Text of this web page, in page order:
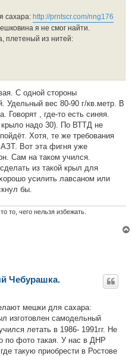
сахара: http://prntscr.com/nng176
я не смог найти.
плетеный из нитей:
С одной стороны
Удельный вес 80-90 г/кв.метр. В
Говорят , где-то есть синяя.
крыло надо 30). По ВТТД не
Хотя, те же требования
АЗТ. Вот эта фигня уже
Сам на таком учился.
из такой крыл для
усилить лавсаном или
бы.
то, чего нельзя избежать.
Чебурашка.
мешки для сахара:
изготовлен самодельный
летать в 1986- 1991гг. Не
по фото такая. У нас в ДНР
такую приобрести в Ростове